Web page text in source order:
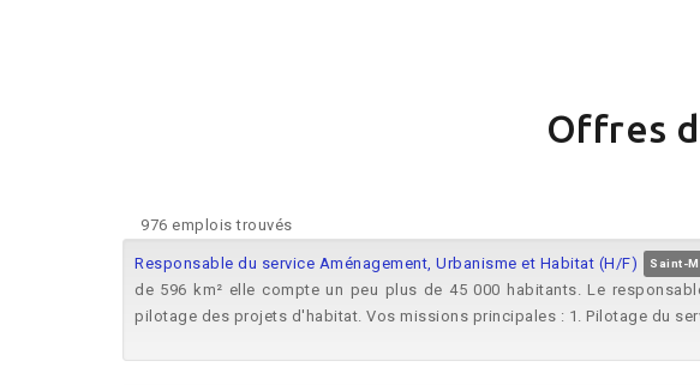
Offres
976 emplois trouvés
Responsable du service Aménagement, Urbanisme et Habitat (H/F) Saint-
de 596 km² elle compte un peu plus de 45 000 habitants. Le
pilotage des projets d'habitat. Vos missions principales : 1. Pilotage du